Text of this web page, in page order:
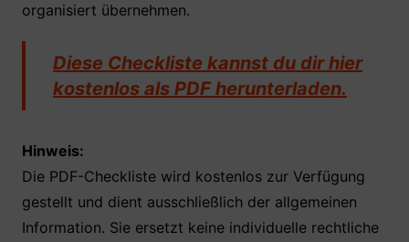
organisiert übernehmen.
Diese Checkliste kannst du dir hier
kostenlos als PDF herunterladen.
Hinweis:
Die PDF-Checkliste wird kostenlos zur Verfügung
gestellt und dient ausschließlich der allgemeinen
Information. Sie ersetzt keine individuelle rechtliche